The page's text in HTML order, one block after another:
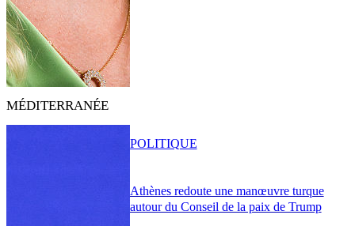
MÉDITERRANÉE
Athènes redoute une manœuvre turque
autour du Conseil de la paix de Trump
POLITIQUE